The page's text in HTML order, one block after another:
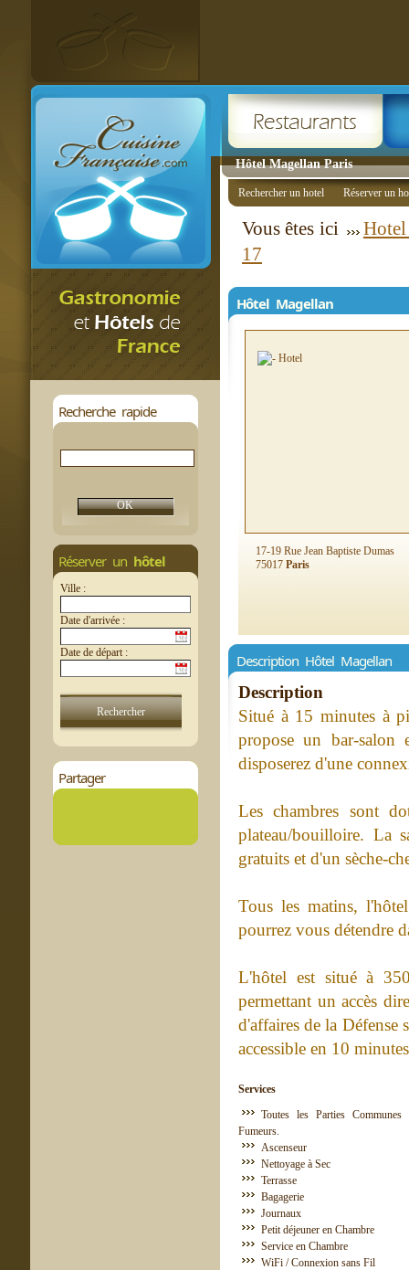
Hôtel Magellan Paris
Recherche rapide
Réserver un hôtel
Ville :
Date d'arrivée :
Date de départ :
Partager
Rechercher un hotel Réserver un
Vous êtes ici
17
Hôtel Magellan
17-19 Rue Jean Baptiste Dumas
75017 Paris
Description Hôtel Magellan
Description
Situé à 15 minutes à
propose un bar-
disposerez d'une
Les chambres sont
plateau/bouilloire. La
gratuits et d'un sèche-
Tous les matins,
pourrez vous détendre
L'hôtel est situé à
permettant un accès
d'affaires de la Défense
accessible en 10
Services
Toutes les Parties
Fumeurs.
Ascenseur
Nettoyage à Sec
Terrasse
Bagagerie
Journaux
Petit déjeuner en Chambre
Service en Chambre
WiFi / Connexion sans Fil